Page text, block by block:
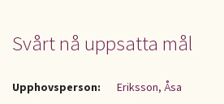
Svårt nå uppsatta mål
Upphovsperson:
Eriksson, Åsa